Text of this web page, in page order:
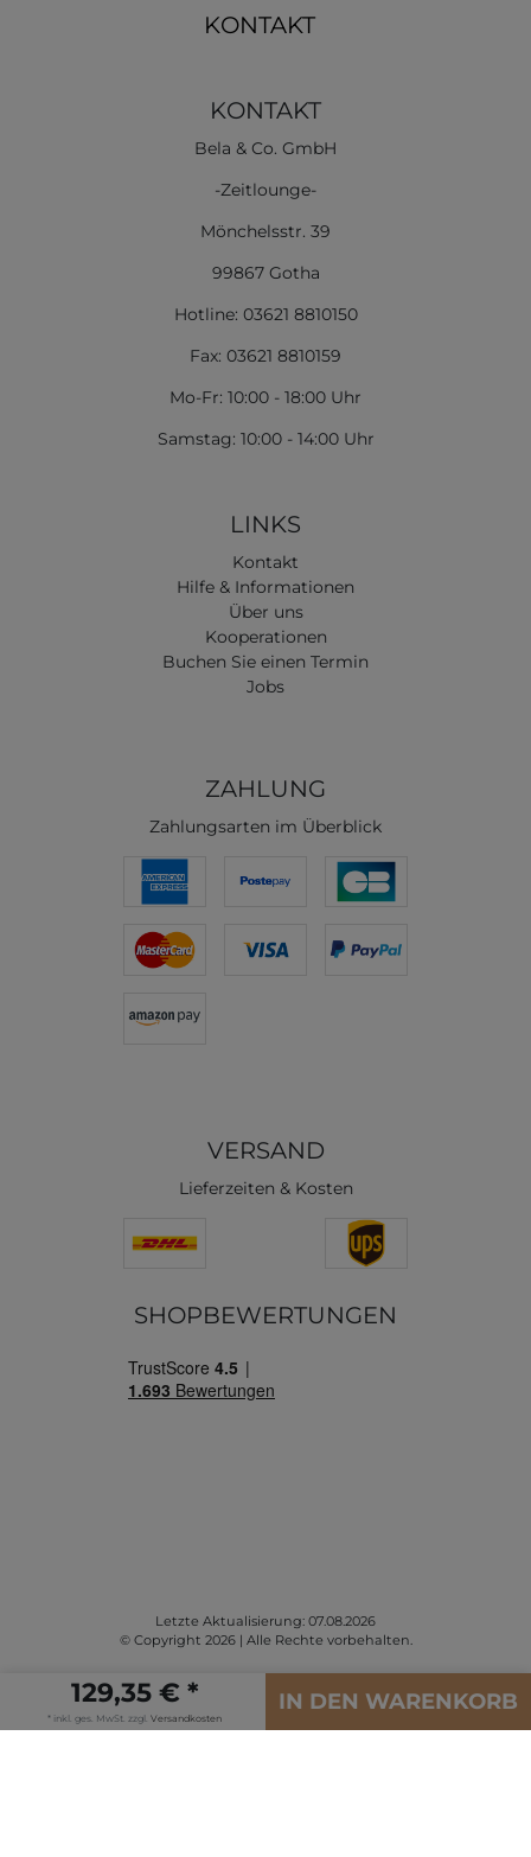
129,35 € *
* inkl. ges. MwSt. zzgl. Versandkosten
IN DEN WARENKORB
KONTAKT
KONTAKT
Bela & Co. GmbH
-Zeitlounge-
Mönchelsstr. 39
99867 Gotha
Hotline: 03621 8810150
Fax: 03621 8810159
Mo-Fr: 10:00 - 18:00 Uhr
Samstag: 10:00 - 14:00 Uhr
LINKS
Kontakt
Hilfe & Informationen
Über uns
Kooperationen
Buchen Sie einen Termin
Jobs
ZAHLUNG
Zahlungsarten im Überblick
VERSAND
Lieferzeiten & Kosten
SHOPBEWERTUNGEN
Letzte Aktualisierung: 07.08.2026
© Copyright 2026 | Alle Rechte vorbehalten.